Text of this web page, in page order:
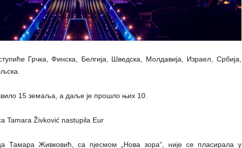
Грчка, Финска, Белгија, Шведска, Молдавија, Израел, Србија,
15 земаља, а даље је прошло њих 10.
Тамара Живковић, са пјесмом „Нова зора“, није се пласирала у